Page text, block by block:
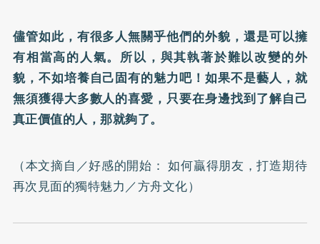
儘管如此，有很多人無關乎他們的外貌，還是可以擁
有相當高的人氣。所以，與其執著於難以改變的外
貌，不如培養自己固有的魅力吧！如果不是藝人，就
無須獲得大多數人的喜愛，只要在身邊找到了解自己
真正價值的人，那就夠了。
（本文摘自／好感的開始： 如何贏得朋友，打造期待
再次見面的獨特魅力／方舟文化）